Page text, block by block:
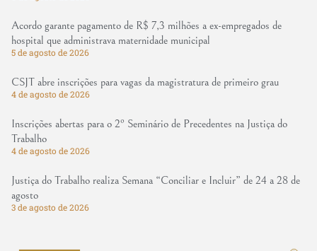
Acordo garante pagamento de R$ 7,3 milhões a ex-empregados de
hospital que administrava maternidade municipal
5 de agosto de 2026
CSJT abre inscrições para vagas da magistratura de primeiro grau
4 de agosto de 2026
Inscrições abertas para o 2º Seminário de Precedentes na Justiça do
Trabalho
4 de agosto de 2026
Justiça do Trabalho realiza Semana “Conciliar e Incluir” de 24 a 28 de
agosto
3 de agosto de 2026